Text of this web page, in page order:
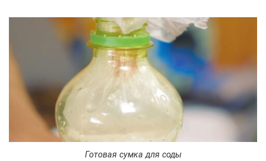
Готовая сумка для соды